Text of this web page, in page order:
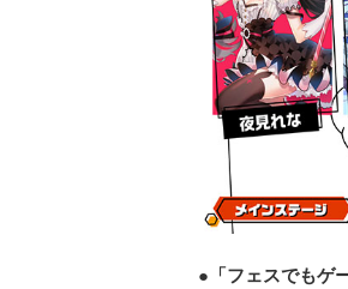
●「フェスでもゲ